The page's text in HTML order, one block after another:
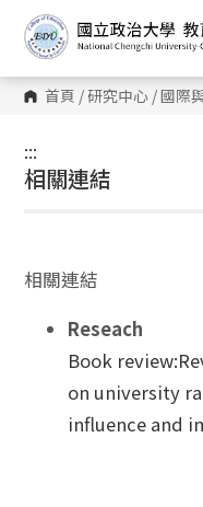
首頁 /研究中心 /國際
:::
:::
相關連結
相關連結
Reseach
Book
on university
influence and